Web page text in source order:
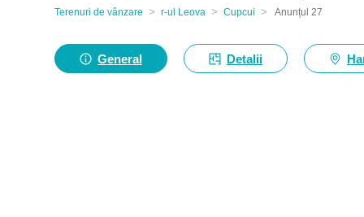
Terenuri de vânzare > r-ul Leova > Cupcui > Anunțul 27
General Detalii